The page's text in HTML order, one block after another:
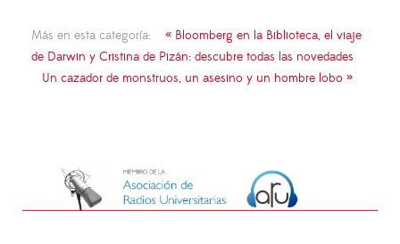
Más en esta categoría:
« Bloomberg en la Biblioteca, el viaje
de Darwin y Cristina de Pizán: descubre todas las novedades
Un cazador de monstruos, un asesino y un hombre lobo »